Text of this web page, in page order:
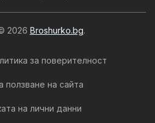
2026 Broshurko.bg.
за поверителност
ползване на сайта
на лични данни